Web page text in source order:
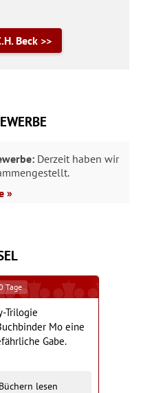
Beck >>
Derzeit haben wir
»
Tage
Trilogie
Mo eine
Gabe.
lesen